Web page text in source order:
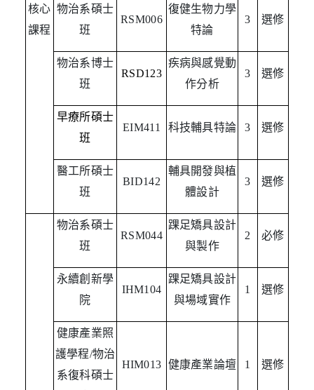
核心
課程
物治系碩士
班
RSM006
復健生物力學
特論
3 選修
物治系博士
班
RSD123
疾病與感覺動
作分析
3 選修
早療所碩士
班
EIM411 科技輔具特論 3 選修
醫工所碩士
班
BID142
輔具開發與植
體設計
3 選修
物治系碩士
班
RSM044
踝足矯具設計
與製作
2 必修
永續創新學
院
IHM104
踝足矯具設計
與場域實作
1 選修
健康產業照
護學程/物治
系復科碩士
HIM013 健康產業論壇 1 選修